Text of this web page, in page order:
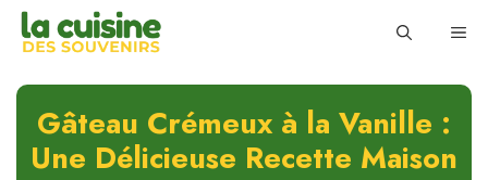
Skip
Gâteau Crémeux à la Vanille :
Une Délicieuse Recette Maison